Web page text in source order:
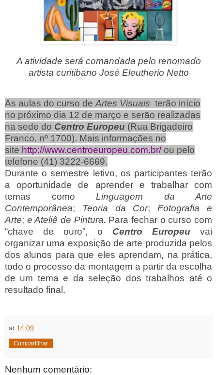
A atividade será comandada pelo renomado
artista curitibano José Eleutherio Netto
As aulas do curso de Artes Visuais terão início
no próximo dia 12 de março e serão realizadas
na sede do Centro Europeu (Rua Brigadeiro
Franco, nº 1700). Mais informações no
site http://www.centroeuropeu.com.br/ ou pelo
telefone (41) 3222-6669.
Durante o semestre letivo, os participantes terão
a oportunidade de aprender e trabalhar com
temas como Linguagem da Arte
Contemporânea; Teoria da Cor; Fotografia e
Arte; e Ateliê de Pintura. Para fechar o curso com
“chave de ouro”, o Centro Europeu vai
organizar uma exposição de arte produzida pelos
dos alunos para que eles aprendam, na prática,
todo o processo da montagem a partir da escolha
de um tema e da seleção dos trabalhos até o
resultado final.
at 14:09
Compartilhar
Nenhum comentário: